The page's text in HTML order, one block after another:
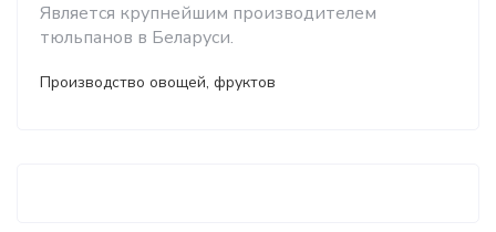
Является крупнейшим производителем
тюльпанов в Беларуси.
Производство овощей, фруктов